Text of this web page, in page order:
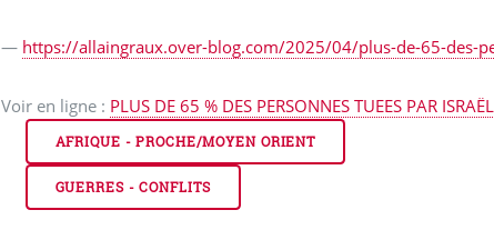
— https://allaingraux.over-blog.com/2025/04/plus-de-65-des-
Voir en ligne : PLUS DE 65 % DES PERSONNES TUEES PAR
AFRIQUE - PROCHE/MOYEN ORIENT
GUERRES - CONFLITS